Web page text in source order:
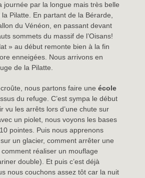
journée par la longue mais très belle
Pilatte. En partant de la Bérarde,
du Vénéon, en passant devant
sommets du massif de l’Oisans!
» au début remonte bien à la fin
enneigées. Nous arrivons en
de la Pilatte.
nous partons faire uneécole
du refuge. C’est sympa le début
vu les arrêts lors d’une chute sur
un piolet, nous voyons les bases
pointes. Puis nous apprenons
un glacier, comment arrêter une
réaliser un mouflage
double). Et puis c’est déjà
nous couchons assez tôt car la nuit